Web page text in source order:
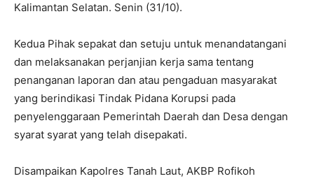
Kalimantan Selatan. Senin (31/10).
Kedua Pihak sepakat dan setuju untuk menandatangani
dan melaksanakan perjanjian kerja sama tentang
penanganan laporan dan atau pengaduan masyarakat
yang berindikasi Tindak Pidana Korupsi pada
penyelenggaraan Pemerintah Daerah dan Desa dengan
syarat syarat yang telah disepakati.
Disampaikan Kapolres Tanah Laut, AKBP Rofikoh